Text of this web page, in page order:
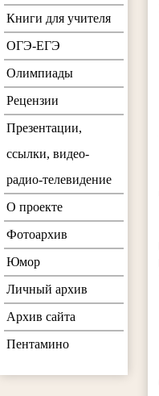
Книги для учителя
ОГЭ-ЕГЭ
Олимпиады
Рецензии
Презентации,
ссылки, видео-
радио-телевидение
О проекте
Фотоархив
Юмор
Личный архив
Архив сайта
Пентамино